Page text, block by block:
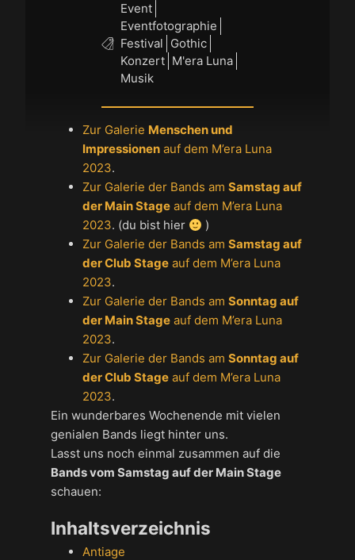
Event
Eventfotographie
Festival Gothic
Konzert M'era Luna
Musik
Zur Galerie Menschen und
Impressionen auf dem M’era Luna
2023.
Zur Galerie der Bands am Samstag auf
der Main Stage auf dem M’era Luna
2023. (du bist hier
)
Zur Galerie der Bands am Samstag auf
der Club Stage auf dem M’era Luna
2023.
Zur Galerie der Bands am Sonntag auf
der Main Stage auf dem M’era Luna
2023.
Zur Galerie der Bands am Sonntag auf
der Club Stage auf dem M’era Luna
2023.
Ein wunderbares Wochenende mit vielen
genialen Bands liegt hinter uns.
Lasst uns noch einmal zusammen auf die
Bands vom Samstag auf der Main Stage
schauen:
Inhaltsverzeichnis
Antiage